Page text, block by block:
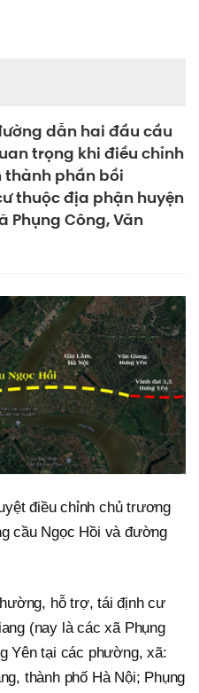
dẫn hai đầu cầu
trọng khi điều chỉnh
thành phần bồi
thuộc địa phận huyện
Phụng Công, Văn
điều chỉnh chủ trương
cầu Ngọc Hồi và đường
hỗ trợ, tái định cư
(nay là các xã Phụng
Yên tại các phường, xã:
thành phố Hà Nội; Phụng